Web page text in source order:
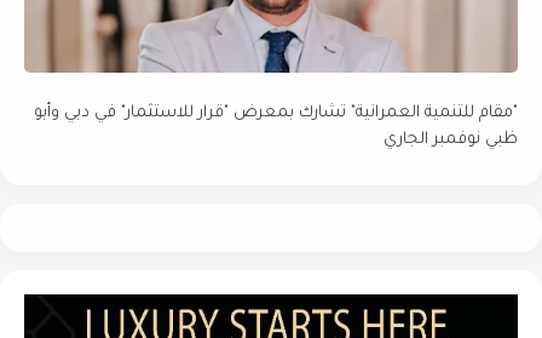
"مقام للتنمية العمرانية" تشارك بمعرض "قرار للاستثمار" في دبي وأبو
ظبي نوفمبر الجاري